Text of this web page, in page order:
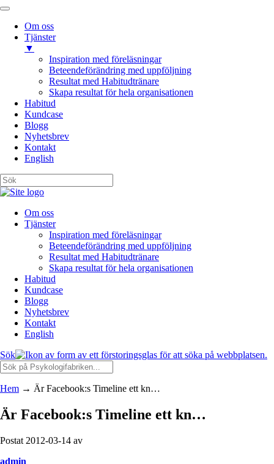
Om oss
Tjänster
▼
Inspiration med föreläsningar
Beteendeförändring med uppföljning
Resultat med Habitudtränare
Skapa resultat för hela organisationen
Habitud
Kundcase
Blogg
Nyhetsbrev
Kontakt
English
Om oss
Tjänster
Inspiration med föreläsningar
Beteendeförändring med uppföljning
Resultat med Habitudtränare
Skapa resultat för hela organisationen
Habitud
Kundcase
Blogg
Nyhetsbrev
Kontakt
English
Sök
Hem → Är Facebook:s Timeline ett kn…
Är Facebook:s Timeline ett kn…
Postat 2012-03-14 av
admin